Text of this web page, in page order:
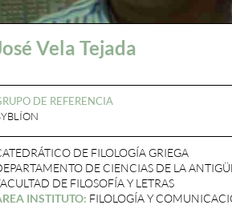
Vela Tejada
DE REFERENCIA
DE FILOLOGÍA GRIEGA
DE CIENCIAS DE LA
DE FILOSOFÍA Y LETRAS
INSTITUTO: FILOLOGÍA Y